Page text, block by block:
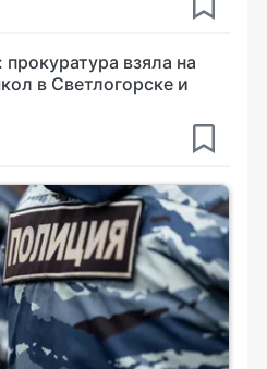
взяла на
в Светлогорске и